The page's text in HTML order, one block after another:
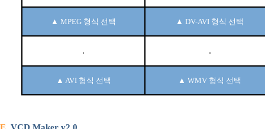
▲ MPEG 형식 선택 ▲ DV-AVI 형식 선택
▲ AVI 형식 선택 ▲ WMV 형식 선택